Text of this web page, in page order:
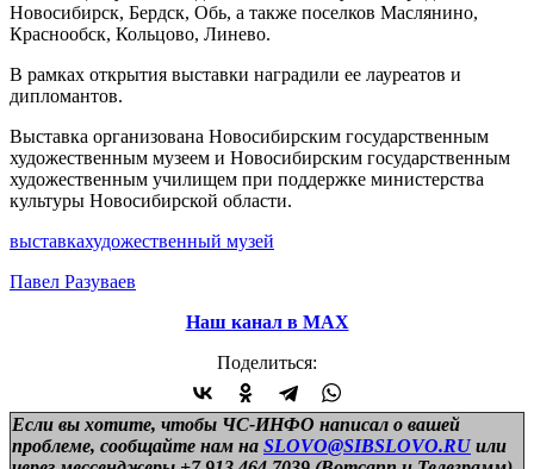
Новосибирск, Бердск, Обь, а также поселков Маслянино,
Краснообск, Кольцово, Линево.
В рамках открытия выставки наградили ее лауреатов и
дипломантов.
Выставка организована Новосибирским государственным
художественным музеем и Новосибирским государственным
художественным училищем при поддержке министерства
культуры Новосибирской области.
выставкахудожественный музей
Павел Разуваев
Наш канал в МАХ
Поделиться:
Если вы хотите, чтобы ЧС-ИНФО написал о вашей
проблеме, сообщайте нам на SLOVO@SIBSLOVO.RU или